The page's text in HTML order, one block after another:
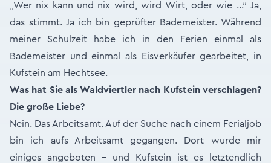
„Wer nix kann und nix wird, wird Wirt, oder wie …“ Ja,
das stimmt. Ja ich bin geprüfter Bademeister. Während
meiner Schulzeit habe ich in den Ferien einmal als
Bademeister und einmal als Eisverkäufer gearbeitet, in
Kufstein am Hechtsee.
Was hat Sie als Waldviertler nach Kufstein verschlagen?
Die große Liebe?
Nein. Das Arbeitsamt. Auf der Suche nach einem Ferialjob
bin ich aufs Arbeitsamt gegangen. Dort wurde mir
einiges angeboten - und Kufstein ist es letztendlich